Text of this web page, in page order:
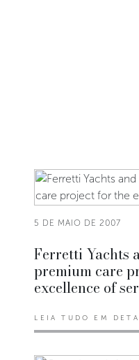
5 DE MAIO DE 2007
Ferretti Yachts
premium care
excellence of
LEIA TUDO EM